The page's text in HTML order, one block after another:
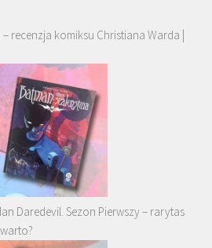
recenzja komiksu Christiana Warda |
Daredevil. Sezon Pierwszy – rarytas